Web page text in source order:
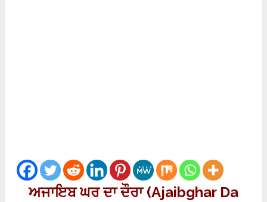
ਅਜਾਇਬ ਘਰ ਦਾ ਦੌਰਾ (Ajaibghar Da